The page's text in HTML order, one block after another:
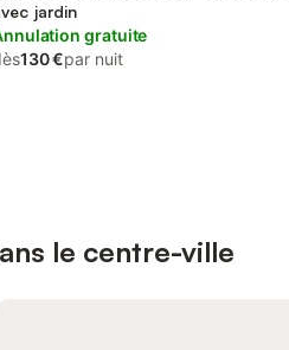
jardin
gratuite
130 €par nuit
le centre-ville